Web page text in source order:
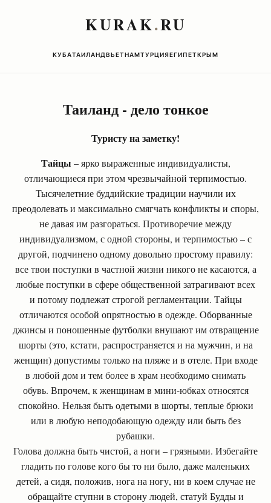
KURAK.RU
КУБАТАИЛАНДВЬЕТНАМТУРЦИЯЕГИПЕТКРЫМ
Таиланд - дело тонкое
Туристу на заметку!
Тайцы – ярко выраженные индивидуалисты,
отличающиеся при этом чрезвычайной терпимостью.
Тысячелетние буддийские традиции научили их
преодолевать и максимально смягчать конфликты и споры,
не давая им разгораться. Противоречие между
индивидуализмом, с одной стороны, и терпимостью – с
другой, подчинено одному довольно простому правилу:
все твои поступки в частной жизни никого не касаются, а
любые поступки в сфере общественной затрагивают всех
и потому подлежат строгой регламентации. Тайцы
отличаются особой опрятностью в одежде. Оборванные
джинсы и поношенные футболки внушают им отвращение
шорты (это, кстати, распространяется и на мужчин, и на
женщин) допустимы только на пляже и в отеле. При входе
в любой дом и тем более в храм необходимо снимать
обувь. Впрочем, к женщинам в мини-юбках относятся
спокойно. Нельзя быть одетыми в шорты, теплые брюки
или в любую неподобающую одежду или быть без
рубашки.
Голова должна быть чистой, а ноги – грязными. Избегайте
гладить по голове кого бы то ни было, даже маленьких
детей, а сидя, положив, нога на ногу, ни в коем случае не
обращайте ступни в сторону людей, статуй Будды и